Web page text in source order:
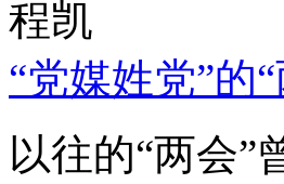
程凯
“党媒姓党”的
以往的“两会”